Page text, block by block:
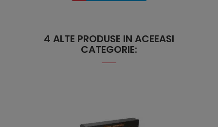
4 ALTE PRODUSE IN ACEEASI
CATEGORIE: